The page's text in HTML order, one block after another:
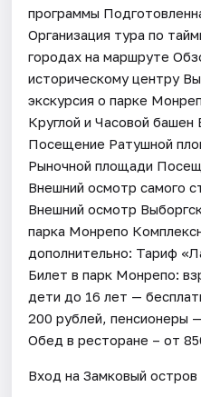
программы
Организация тура по
городах на маршруте
историческому центру
экскурсия о парке
Круглой и Часовой
Посещение Ратушной
Рыночной площади
Внешний осмотр самого
Внешний осмотр
парка Монрепо
дополнительно: Тариф
Билет в парк Монрепо:
дети до 16 лет —
200 рублей, пенсионеры
Обед в ресторане – от
Вход на Замковый